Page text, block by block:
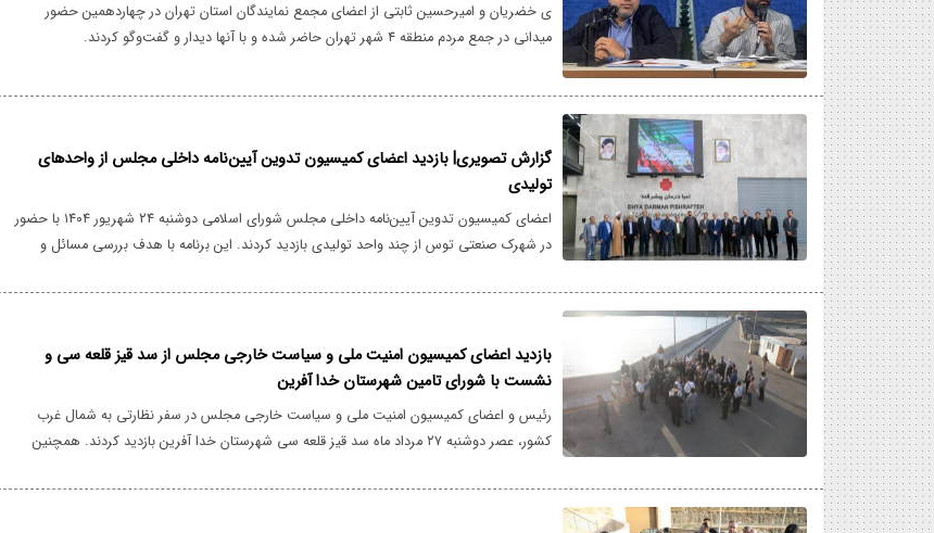
ی خضریان و امیرحسین ثابتی از اعضای مجمع نمایندگان استان تهران در چهاردهمین حضور
میدانی در جمع مردم منطقه ۴ شهر تهران حاضر شده و با آنها دیدار و گفت‌وگو کردند.
گزارش تصویری| بازدید اعضای کمیسیون تدوین آیین‌نامه داخلی مجلس از واحدهای
تولیدی
اعضای کمیسیون تدوین آیین‌نامه داخلی مجلس شورای اسلامی دوشنبه ۲۴ شهریور ۱۴۰۴ با حضور
در شهرک صنعتی توس از چند واحد تولیدی بازدید کردند. این برنامه با هدف بررسی مسائل و
ادامه برنامه کاری خود به پارک علم و فناوری خراسان رضوی رفتند و ضمن بازدید از ظرفیت‌ها و
بررسی موانع موجود و راهکارهای رفع آن پرداختند.
بازدید اعضای کمیسیون امنیت ملی و سیاست خارجی مجلس از سد قیز قلعه سی و
نشست با شورای تامین شهرستان خدا آفرین
رئیس و اعضای کمیسیون امنیت ملی و سیاست خارجی مجلس در سفر نظارتی به شمال غرب
کشور، عصر دوشنبه ۲۷ مرداد ماه سد قیز قلعه سی شهرستان خدا آفرین بازدید کردند. همچنین
خداآفرین برگزار شد.